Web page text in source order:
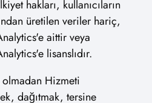
hakları, kullanıcıların
üretilen veriler hariç,
aittir veya
lisanslıdır.
Hizmeti
dağıtmak, tersine